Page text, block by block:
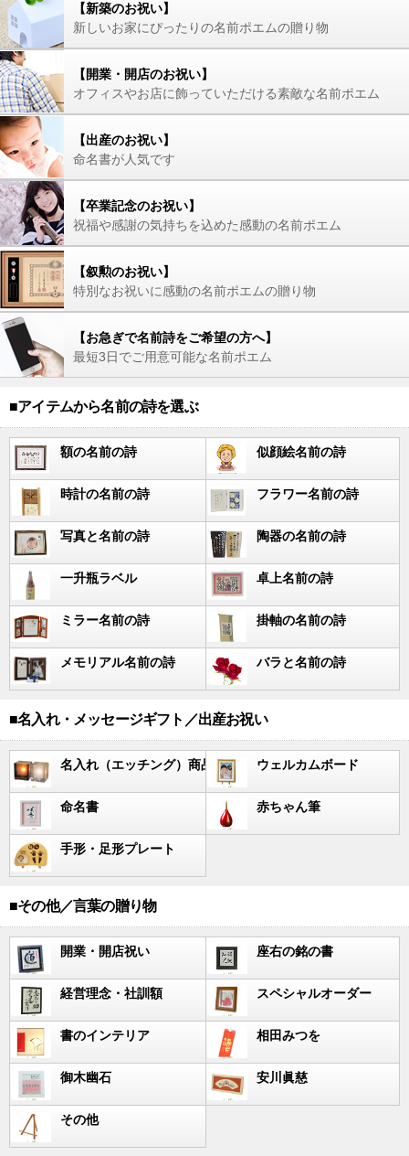
【新築のお祝い】
新しいお家にぴったりの名前ポエムの贈り物
【開業・開店のお祝い】
オフィスやお店に飾っていただける素敵な名前ポエム
【出産のお祝い】
命名書が人気です
【卒業記念のお祝い】
祝福や感謝の気持ちを込めた感動の名前ポエム
【叙勲のお祝い】
特別なお祝いに感動の名前ポエムの贈り物
【お急ぎで名前詩をご希望の方へ】
最短3日でご用意可能な名前ポエム
■アイテムから名前の詩を選ぶ
額の名前の詩 似顔絵名前の詩
時計の名前の詩 フラワー名前の詩
写真と名前の詩 陶器の名前の詩
一升瓶ラベル 卓上名前の詩
ミラー名前の詩 掛軸の名前の詩
メモリアル名前の詩 バラと名前の詩
■名入れ・メッセージギフト／出産お祝い
名入れ（エッチング）商品 ウェルカムボード
命名書 赤ちゃん筆
手形・足形プレート
■その他／言葉の贈り物
開業・開店祝い 座右の銘の書
経営理念・社訓額 スペシャルオーダー
書のインテリア 相田みつを
御木幽石 安川眞慈
その他